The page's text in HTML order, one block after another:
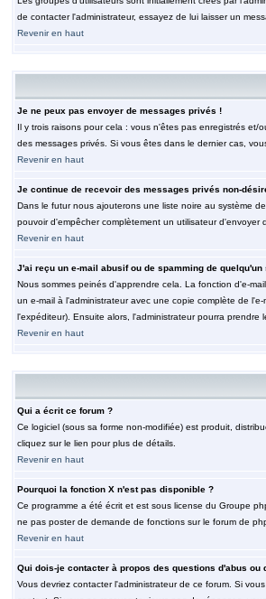
de contacter l'administrateur, essayez de lui laisser un
Revenir en haut
Je ne peux pas envoyer de messages privés !
Il y trois raisons pour cela : vous n'êtes pas enregistrés
des messages privés. Si vous êtes dans le dernier cas,
Revenir en haut
Je continue de recevoir des messages privés non-
Dans le futur nous ajouterons une liste noire au système
pouvoir d'empêcher complètement un utilisateur d'envoyer
Revenir en haut
J'ai reçu un e-mail abusif ou de spamming de quelqu'un
Nous sommes peinés d'apprendre cela. La fonction d'e-
un e-mail à l'administrateur avec une copie complète de
l'expéditeur). Ensuite alors, l'administrateur pourra prendre
Revenir en haut
Qui a écrit ce forum ?
Ce logiciel (sous sa forme non-modifiée) est produit,
cliquez sur le lien pour plus de détails.
Revenir en haut
Pourquoi la fonction X n'est pas disponible ?
Ce programme a été écrit et est sous license du Groupe
ne pas poster de demande de fonctions sur le forum de
Revenir en haut
Qui dois-je contacter à propos des questions d'abus ou
Vous devriez contacter l'administrateur de ce forum. Si